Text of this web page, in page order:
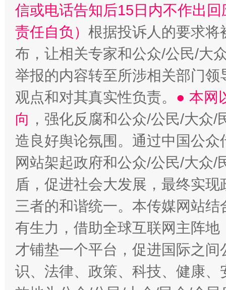
信或电话告知后15日内不作出
责任自负） 根据投诉人的要求将
布，让相关专家和公众/公民/大
举报的内容转至所涉相关部门
观点和对其真实性负责。 ● 本网
向 ，强化反腐和公众/公民/大众
造良好舆论氛围。通过中国公
网站架起政府和公众/公民/大众
盾，促进社会大发展，最终实
三者的和谐统一。本传媒网站
有生力，借助全球互联网主阵
才铺垫一个平台，促进国际之
识、法律、政策、科技、健康